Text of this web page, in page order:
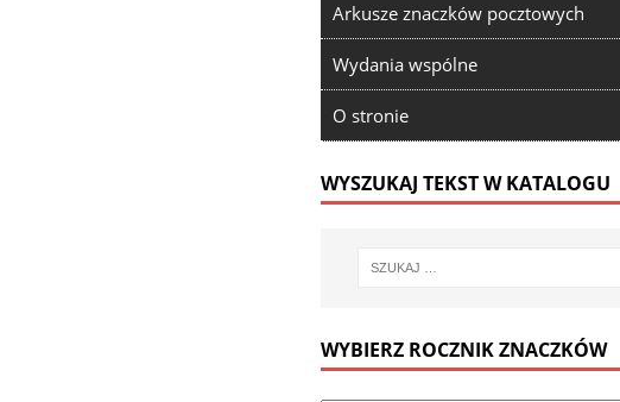
Arkusze znaczków pocztowych
Wydania wspólne
O stronie
WYSZUKAJ TEKST W KATALOGU
WYBIERZ ROCZNIK ZNACZKÓW